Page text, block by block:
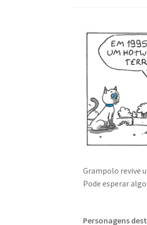
Grampolo revive
Pode esperar
Personagens